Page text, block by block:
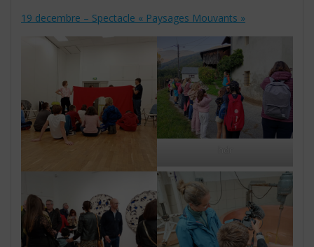
19 decembre – Spectacle « Paysages Mouvants »